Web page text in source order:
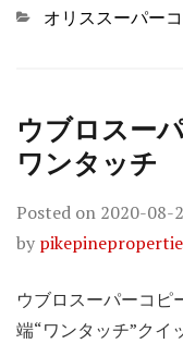
Categories
オリススーパー
ウブロスー
ワンタッチ
Posted on 2020-08-
by
ウブロスーパーコピ
端“ワンタッチ”クイ